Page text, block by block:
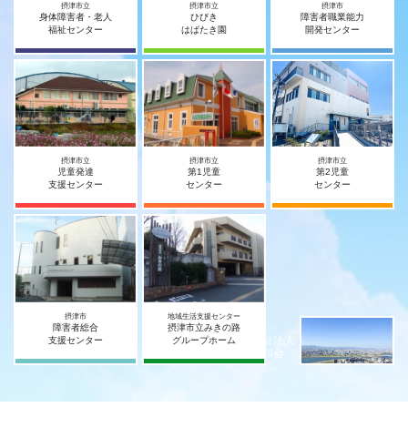
社会福祉法人
摂津宥和会
摂津市立
身体障害者・老人
福祉センター
摂津市立
ひびき
はばたき園
摂津市
障害者職業能力
開発センター
摂津市立
児童発達
支援センター
摂津市立
第1児童
センター
摂津市立
第2児童
センター
摂津市
障害者総合
支援センター
地域生活支援センター
摂津市立みきの路
グループホーム